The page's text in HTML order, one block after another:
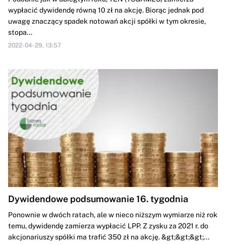
wypłacić dywidendę równą 10 zł na akcję. Biorąc jednak pod
uwagę znaczący spadek notowań akcji spółki w tym okresie,
stopa...
2022-04-29, 13:57
Dywidendowe podsumowanie 16. tygodnia
Ponownie w dwóch ratach, ale w nieco niższym wymiarze niż rok
temu, dywidendę zamierza wypłacić LPP. Z zysku za 2021 r. do
akcjonariuszy spółki ma trafić 350 zł na akcję. &gt;&gt;&gt;...